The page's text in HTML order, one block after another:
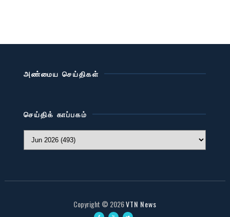
அண்மைய செய்திகள்
செய்திக் காப்பகம்
Copyright © 2026VTN News